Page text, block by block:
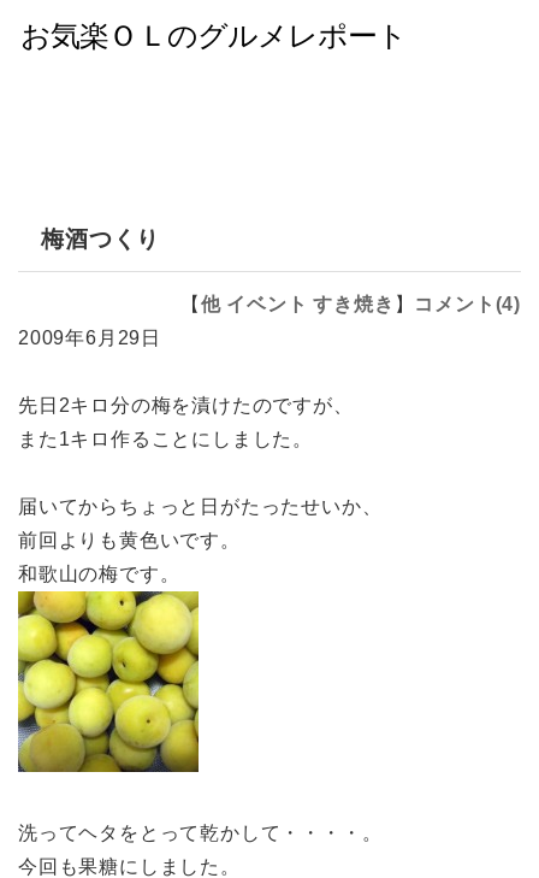
梅酒つくり
【 他 イベント すき焼き 】 コメント(4)
2009年6月29日
先日2キロ分の梅を漬けたのですが、
また1キロ作ることにしました。
届いてからちょっと日がたったせいか、
前回よりも黄色いです。
和歌山の梅です。
洗ってヘタをとって乾かして・・・・。
今回も果糖にしました。